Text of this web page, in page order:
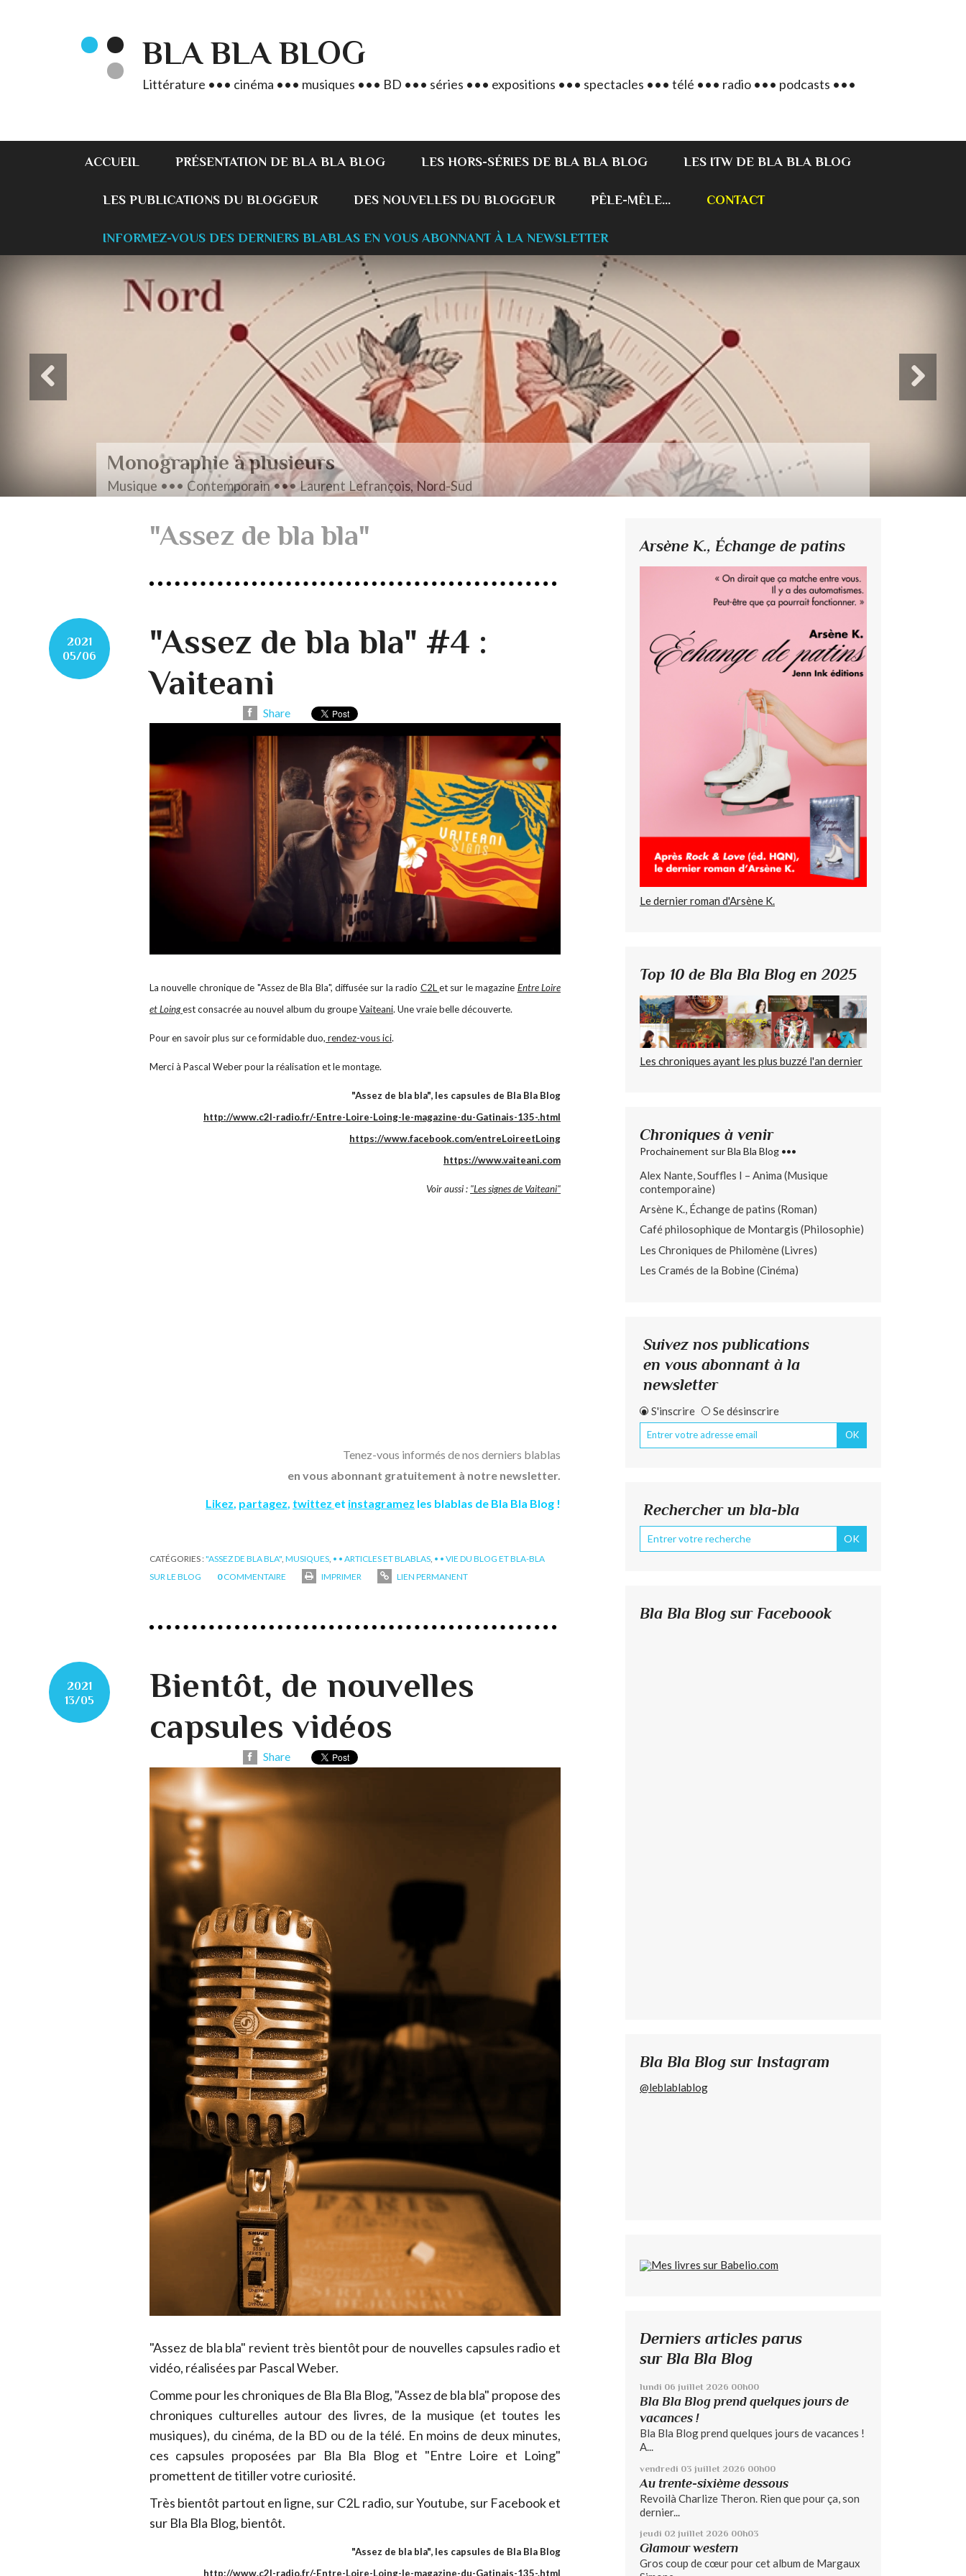
BLA BLA BLOG
Littérature ••• cinéma ••• musiques ••• BD ••• séries ••• expositions ••• spectacles ••• télé ••• radio ••• podcasts •••
ACCUEIL PRÉSENTATION DE BLA BLA BLOG LES HORS-SÉRIES DE BLA BLA BLOG LES ITW DE BLA BLA BLOG
LES PUBLICATIONS DU BLOGGEUR DES NOUVELLES DU BLOGGEUR PÊLE-MÊLE... CONTACT
INFORMEZ-VOUS DES DERNIERS BLABLAS EN VOUS ABONNANT À LA NEWSLETTER
Monographie à plusieurs
Musique ••• Contemporain ••• Laurent Lefrançois, Nord-Sud
"Assez de bla bla"
2021
05/06
"Assez de bla bla" #4 :
Vaiteani
Share
La nouvelle chronique de "Assez de Bla Bla", diffusée sur la radio C2Let sur le magazine Entre Loire
et Loingest consacrée au nouvel album du groupeVaiteani. Une vraie belle découverte.
Pour en savoir plus sur ce formidable duo, rendez-vous ici.
Merci à Pascal Weber pour la réalisation et le montage.
"Assez de bla bla", les capsules de Bla Bla Blog
http://www.c2l-radio.fr/-Entre-Loire-Loing-le-magazine-du-Gatinais-135-.html
https://www.facebook.com/entreLoireetLoing
https://www.vaiteani.com
Voir aussi : "Les signes de Vaiteani"
Tenez-vous informés de nos derniers blablas
en vous abonnant gratuitement à notre newsletter.
Likez, partagez, twittez et instagramez les blablas de Bla Bla Blog !
CATÉGORIES :"ASSEZ DE BLA BLA", MUSIQUES, • • ARTICLES ET BLABLAS, • • VIE DU BLOG ET BLA-BLA
SUR LE BLOG
0 COMMENTAIRE IMPRIMER LIEN PERMANENT
2021
13/05
Bientôt, de nouvelles
capsules vidéos
Share
"Assez de bla bla" revient très bientôt pour de nouvelles capsules radio et
vidéo, réalisées par Pascal Weber.
Comme pour les chroniques de Bla Bla Blog, "Assez de bla bla" propose des
chroniques culturelles autour des livres, de la musique (et toutes les
musiques), du cinéma, de la BD ou de la télé. En moins de deux minutes,
ces capsules proposées par Bla Bla Blog et "Entre Loire et Loing"
promettent de titiller votre curiosité.
Très bientôt partout en ligne, sur C2L radio, sur Youtube, sur Facebook et
sur Bla Bla Blog, bientôt.
"Assez de bla bla", les capsules de Bla Bla Blog
http://www.c2l-radio.fr/-Entre-Loire-Loing-le-magazine-du-Gatinais-135-.html
Arsène K., Échange de patins
Le dernier roman d'Arsène K.
Top 10 de Bla Bla Blog en 2025
Les chroniques ayant les plus buzzé l'an dernier
Chroniques à venir
Prochainement sur Bla Bla Blog •••
Alex Nante, Souffles I – Anima (Musique
contemporaine)
Arsène K., Échange de patins (Roman)
Café philosophique de Montargis (Philosophie)
Les Chroniques de Philomène (Livres)
Les Cramés de la Bobine (Cinéma)
Suivez nos publications
en vous abonnant à la
newsletter
S'inscrire Se désinscrire
Rechercher un bla-bla
Bla Bla Blog sur Faceboook
Bla Bla Blog sur Instagram
@leblablablog
Derniers articles parus
sur Bla Bla Blog
lundi 06 juillet 2026 00h00
Bla Bla Blog prend quelques jours de
vacances !
Bla Bla Blog prend quelques jours de vacances !
A...
vendredi 03 juillet 2026 00h00
Au trente-sixième dessous
Revoilà Charlize Theron. Rien que pour ça, son
dernier...
jeudi 02 juillet 2026 00h03
Glamour western
Gros coup de cœur pour cet album de Margaux